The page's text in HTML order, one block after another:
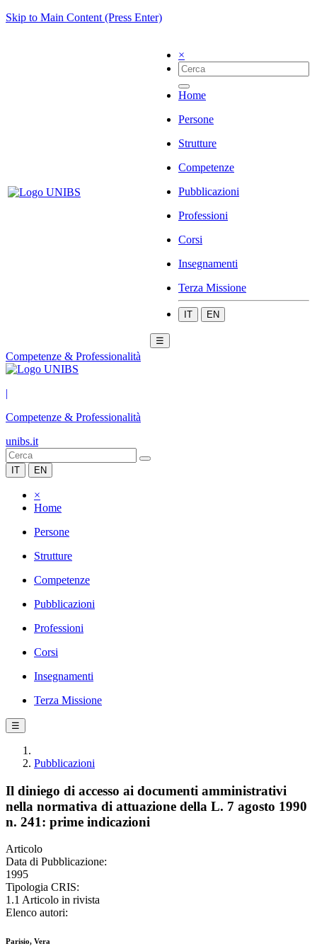
Skip to Main Content (Press Enter)
×
Home
Persone
Strutture
Competenze
Pubblicazioni
Professioni
Corsi
Insegnamenti
Terza Missione
IT EN
☰
Competenze & Professionalità
|
Competenze & Professionalità
unibs.it
IT EN
×
Home
Persone
Strutture
Competenze
Pubblicazioni
Professioni
Corsi
Insegnamenti
Terza Missione
☰
Pubblicazioni
Il diniego di accesso ai documenti amministrativi
nella normativa di attuazione della L. 7 agosto 1990
n. 241: prime indicazioni
Articolo
Data di Pubblicazione:
1995
Tipologia CRIS:
1.1 Articolo in rivista
Elenco autori:
Parisio, Vera